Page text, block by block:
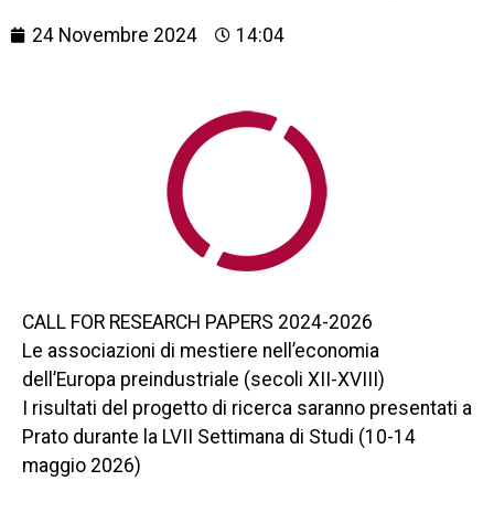
24 Novembre 2024 14:04
CALL FOR RESEARCH PAPERS 2024-2026
Le associazioni di mestiere nell’economia
dell’Europa preindustriale (secoli XII-XVIII)
I risultati del progetto di ricerca saranno presentati a
Prato durante la LVII Settimana di Studi (10-14
maggio 2026)